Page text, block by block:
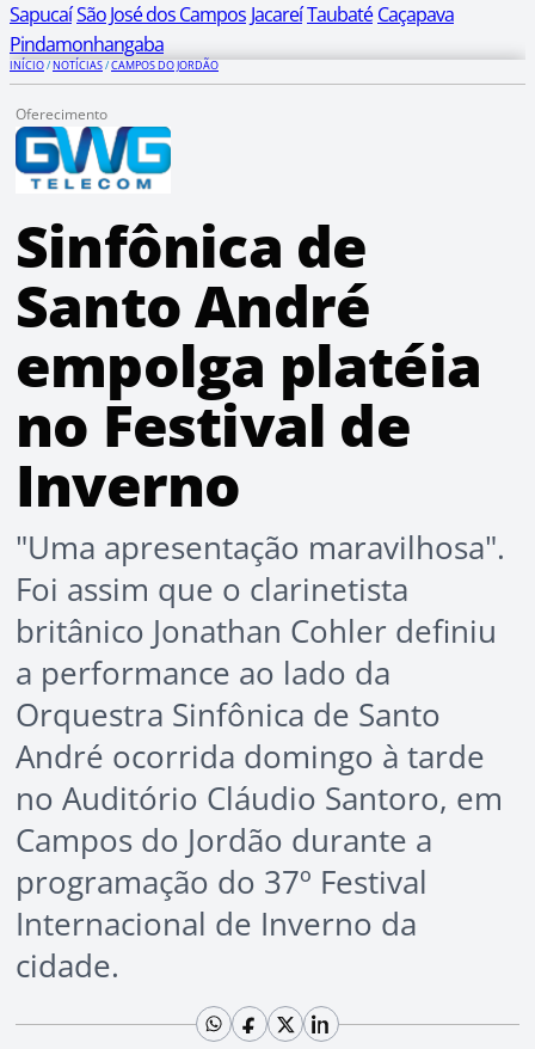
SapucaíSão José dos Campos JacareíTaubaté Caçapava
Pindamonhangaba
INÍCIO/NOTÍCIAS/CAMPOS DO JORDÃO
Oferecimento
Sinfônica de
Santo André
empolga platéia
no Festival de
Inverno
"Uma apresentação maravilhosa".
Foi assim que o clarinetista
britânico Jonathan Cohler definiu
a performance ao lado da
Orquestra Sinfônica de Santo
André ocorrida domingo à tarde
no Auditório Cláudio Santoro, em
Campos do Jordão durante a
programação do 37º Festival
Internacional de Inverno da
cidade.